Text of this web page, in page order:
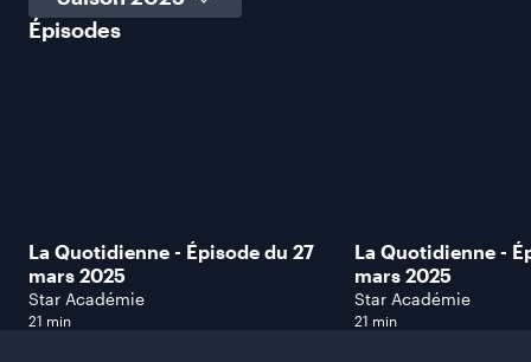
Épisodes
La Quotidienne - Épisode du 27
mars 2025
Star Académie
21 min
La Quotidienne -
mars 2025
Star Académie
21 min